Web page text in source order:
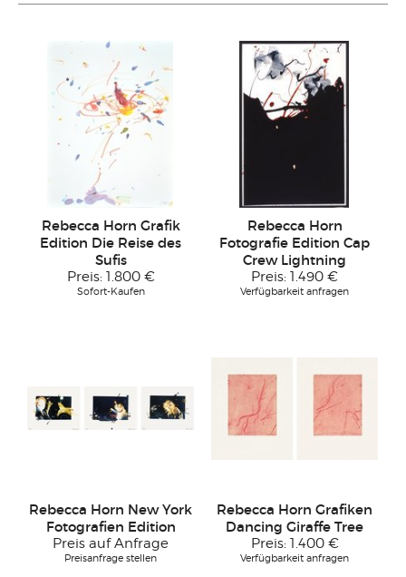
Rebecca Horn Grafik
Edition Die Reise des
Sufis
Preis: 1.800 €
Sofort-Kaufen
Rebecca Horn
Fotografie Edition Cap
Crew Lightning
Preis: 1.490 €
Verfügbarkeit anfragen
Rebecca Horn New York
Fotografien Edition
Preis auf Anfrage
Preisanfrage stellen
Rebecca Horn Grafiken
Dancing Giraffe Tree
Preis: 1.400 €
Verfügbarkeit anfragen